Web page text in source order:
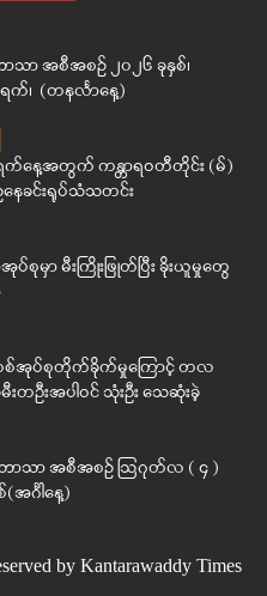
ာသာ အစီအစဉ် ၂၀၂၆ ခုနှစ်၊
၊ (တနင်္လာနေ့)
နေ့အတွက် ကန္တာရဝတီတိုင်း (မ်)
ေခင်းရုပ်သံသတင်း
အုပ်စုမှာ မီးကြိုးဖြုတ်ပြီး ခိုးယူမှုတွေ
စစ်အုပ်စုတိုက်ခိုက်မှုကြောင့် တလ
တဦးအပါဝင် သုံးဦး သေဆုံးခဲ့
ဘာသာ အစီအစဉ် ဩဂုတ်လ ( ၄ )
အင်္ဂါနေ့)
by Kantarawaddy Times